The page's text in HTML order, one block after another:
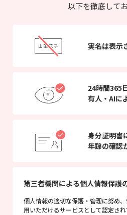
以下を徹底して
実名は表示
24時間365
有人・AIに
身分証明書
年齢の確認
第三者機関による個人情報保護
個人情報の適切な保護・管理に努め
用いただけるサービスとして認定され